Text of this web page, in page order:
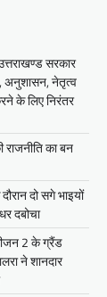
सरकार
अनुशासन, नेतृत्व
के लिए निरंतर
का बन
दो सगे भाइयों
दबोचा
2 के ग्रैंड
ने शानदार